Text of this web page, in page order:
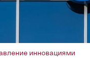
инновациями